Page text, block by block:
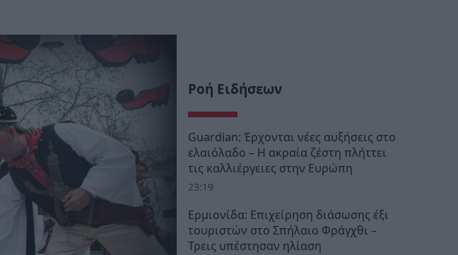
Ροή Ειδήσεων
Guardian: Έρχονται νέες αυξήσεις στο
ελαιόλαδο – Η ακραία ζέστη πλήττει
τις καλλιέργειες στην Ευρώπη
23:19
Ερμιονίδα: Επιχείρηση διάσωσης έξι
τουριστών στο Σπήλαιο Φράγχθι –
Τρεις υπέστησαν ηλίαση